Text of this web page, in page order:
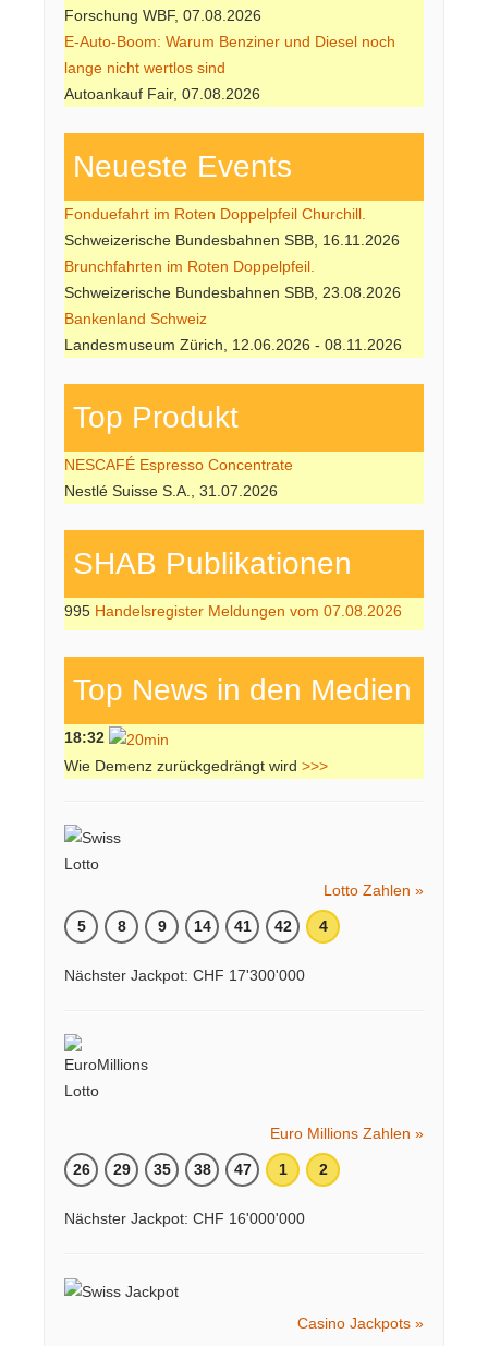
Forschung WBF, 07.08.2026
E-Auto-Boom: Warum Benziner und Diesel noch
lange nicht wertlos sind
Autoankauf Fair, 07.08.2026
Neueste Events
Fonduefahrt im Roten Doppelpfeil Churchill.
Schweizerische Bundesbahnen SBB, 16.11.2026
Brunchfahrten im Roten Doppelpfeil.
Schweizerische Bundesbahnen SBB, 23.08.2026
Bankenland Schweiz
Landesmuseum Zürich, 12.06.2026 - 08.11.2026
Top Produkt
NESCAFÉ Espresso Concentrate
Nestlé Suisse S.A., 31.07.2026
SHAB Publi­kati­onen
995 Handelsregister Meldungen vom 07.08.2026
Top News in den Medien
18:32
Wie Demenz zurückgedrängt wird >>>
Lotto Zahlen »
5 8 9 14 41 42 4
Nächster Jackpot: CHF 17'300'000
Euro Millions Zahlen »
26 29 35 38 47 1 2
Nächster Jackpot: CHF 16'000'000
Casino Jackpots »